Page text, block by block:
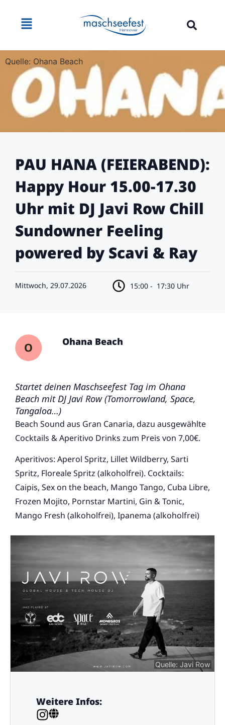
Quelle: Ohana Beach
PAU HANA (FEIERABEND):
Happy Hour 15.00-17.30
Uhr mit DJ Javi Row Chill
Sundowner Feeling
powered by Scavi & Ray
Mittwoch, 29.07.2026 15:00 - 17:30 Uhr
Ohana Beach
Startet deinen Maschseefest Tag im Ohana
Beach mit DJ Javi Row (Tomorrowland, Space,
Tangaloa…)
Beach Sound aus Gran Canaria, dazu ausgewählte
Cocktails & Aperitivo Drinks zum Preis von 7,00€.
Aperitivos: Aperol Spritz, Lillet Wildberry, Sarti
Spritz, Floreale Spritz (alkoholfrei). Cocktails:
Caipis, Sex on the beach, Mango Tango, Cuba Libre,
Frozen Mojito, Pornstar Martini, Gin & Tonic,
Mango Fresh (alkoholfrei), Ipanema (alkoholfrei)
Quelle: Javi Row
Weitere Infos: